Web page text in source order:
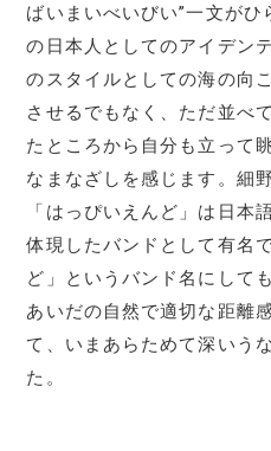
ばいまいべいびい”一文が
の日本人としてのアイデン
のスタイルとしての海の向
させるでもなく、ただ並べ
たところから自分も立って
なまなざしを感じます。細
「はっぴいえんど」は日本
体現したバンドとして有名
ど」というバンド名にして
あいだの自然で適切な距離
て、いまあらためて深いう
た。